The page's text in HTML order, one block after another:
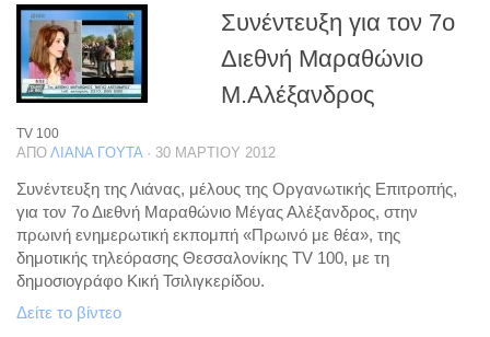
Δράσεις
Εκδηλώσεις
Συνεντεύξεις τηλεοπτικές
Αρθογραφία
Θέματα
Ενέργεια
Περιβάλλον
Συνέντευξη για τον 7ο
Διεθνή Μαραθώνιο
Μ.Αλέξανδρος
TV 100
ΑΠΌ ΛΙΆΝΑ ΓΟΎΤΑ· 30 ΜΑΡΤΊΟΥ 2012
Συνέντευξη της Λιάνας, μέλους της Οργανωτικής Επιτροπής,
για τον 7ο Διεθνή Μαραθώνιο Μέγας Αλέξανδρος, στην
πρωινή ενημερωτική εκπομπή «Πρωινό με θέα», της
δημοτικής τηλεόρασης Θεσσαλονίκης TV 100, με τη
δημοσιογράφο Κική Τσιλιγκερίδου.
Δείτε το βίντεο